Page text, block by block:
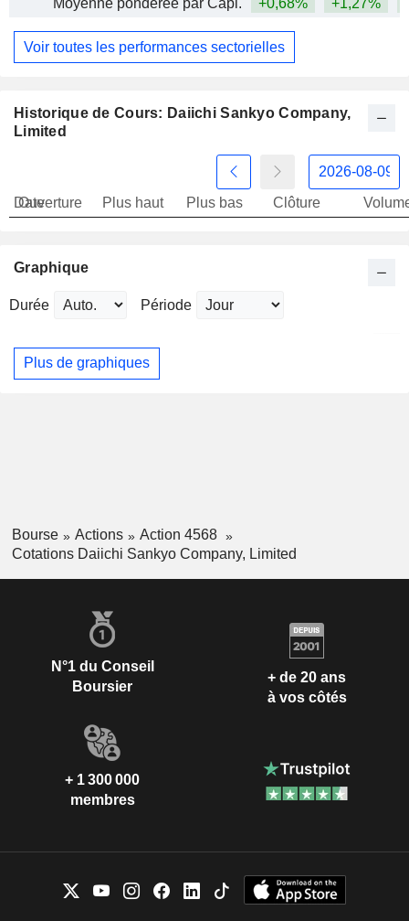
Moyenne pondérée par Capi. +0,68% +1,27%
Voir toutes les performances sectorielles
Historique de Cours: Daiichi Sankyo Company,
Limited
Date
Ouverture Plus haut Plus bas Clôture
Graphique
Durée Période
Plus de graphiques
Bourse Actions
Action 4568
Cotations Daiichi Sankyo Company, Limited
N°1 du Conseil
Boursier
+ de 20 ans
à vos côtés
+ 1 300 000
membres